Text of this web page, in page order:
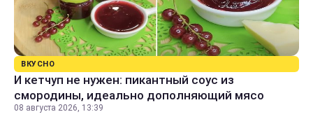
ВКУСНО
И кетчуп не нужен: пикантный соус из
смородины, идеально дополняющий мясо
08 августа 2026, 13:39